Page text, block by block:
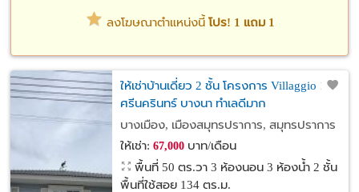
ลงโฆษณาตำแหน่งนี้ โปร! 1 แถม 1
ให้เช่าบ้านเดี่ยว 2 ชั้น โครงการ Villaggio 1
ศรีนครินทร์ บางนา ทำเลดีมาก
บางเมือง, เมืองสมุทรปราการ, สมุทรปราการ
ให้เช่า: 67,000บาท/เดือน
พื้นที่ 50 ตร.วา 3 ห้องนอน 3 ห้องน้ำ 2 ชั้น
พื้นที่ใช้สอย 134 ตร.ม.